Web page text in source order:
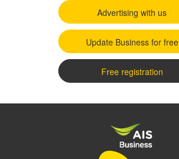
Advertising with us
Update Business for free
Free registration